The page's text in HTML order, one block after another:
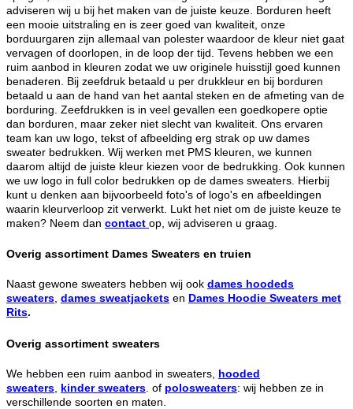
adviseren wij u bij het maken van de juiste keuze. Borduren heeft
een mooie uitstraling en is zeer goed van kwaliteit, onze
borduurgaren zijn allemaal van polester waardoor de kleur niet gaat
vervagen of doorlopen, in de loop der tijd. Tevens hebben we een
ruim aanbod in kleuren zodat we uw originele huisstijl goed kunnen
benaderen. Bij zeefdruk betaald u per drukkleur en bij borduren
betaald u aan de hand van het aantal steken en de afmeting van de
borduring. Zeefdrukken is in veel gevallen een goedkopere optie
dan borduren, maar zeker niet slecht van kwaliteit. Ons ervaren
team kan uw logo, tekst of afbeelding erg strak op uw dames
sweater bedrukken. Wij werken met PMS kleuren, we kunnen
daarom altijd de juiste kleur kiezen voor de bedrukking. Ook kunnen
we uw logo in full color bedrukken op de dames sweaters. Hierbij
kunt u denken aan bijvoorbeeld foto's of logo's en afbeeldingen
waarin kleurverloop zit verwerkt. Lukt het niet om de juiste keuze te
maken? Neem dan contact op, wij adviseren u graag.
Overig assortiment Dames Sweaters en truien
Naast gewone sweaters hebben wij ook dames hoodeds
sweaters dames sweatjackets en Dames Hoodie Sweaters met
Rits.
Overig assortiment sweaters
We hebben een ruim aanbod in sweaters, hooded
sweaters kinder sweaters . of polosweaters: wij hebben ze in
verschillende soorten en maten.